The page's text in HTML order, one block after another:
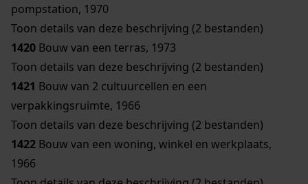
pompstation, 1970
Toon details van deze beschrijving (2 bestanden)
1420 Bouw van een terras, 1973
Toon details van deze beschrijving (2 bestanden)
1421 Bouw van 2 cultuurcellen en een
verpakkingsruimte, 1966
Toon details van deze beschrijving (2 bestanden)
1422 Bouw van een woning, winkel en werkplaats,
1966